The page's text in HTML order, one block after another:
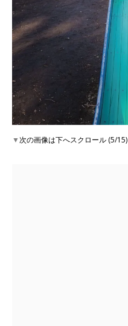
▼次の画像は下へスクロール (5/15)